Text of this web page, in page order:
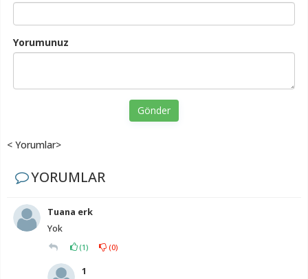
Yorumunuz
Gönder
< Yorumlar>
YORUMLAR
Tuana erk
Yok
(1) (0)
1